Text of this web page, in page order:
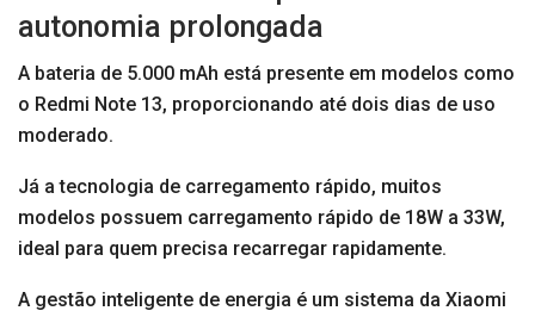
autonomia prolongada
A bateria de 5.000 mAh está presente em modelos como
o Redmi Note 13, proporcionando até dois dias de uso
moderado.
Já a tecnologia de carregamento rápido, muitos
modelos possuem carregamento rápido de 18W a 33W,
ideal para quem precisa recarregar rapidamente.
A gestão inteligente de energia é um sistema da Xiaomi